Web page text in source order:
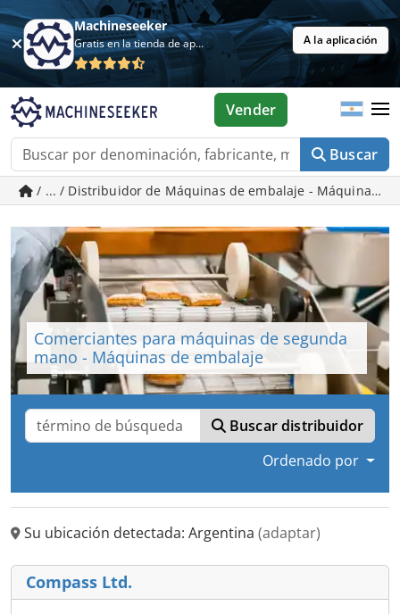
Machineseeker
Gratis en la tienda de aplicaciones A la aplicación
Buscar
Vender
/ ... / Distribuidor de Máquinas de embalaje - Máquinas
Comerciantes para máquinas de segunda
mano - Máquinas de embalaje
Buscar distribuidor
Ordenado por
Su ubicación detectada: Argentina (adaptar)
Compass Ltd.